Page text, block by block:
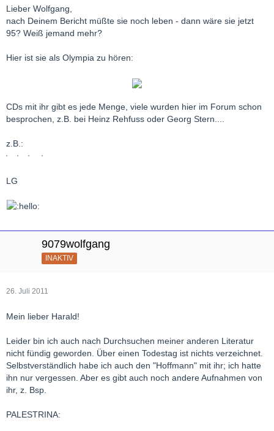
Lieber Wolfgang,
nach Deinem Bericht müßte sie noch leben - dann wäre sie jetzt
95? Weiß jemand mehr?
Hier ist sie als Olympia zu hören:
CDs mit ihr gibt es jede Menge, viele wurden hier im Forum schon
besprochen, z.B. bei Heinz Rehfuss oder Georg Stern....
z.B.:
LG
9079wolfgang
INAKTIV
26. Juli 2011
Mein lieber Harald!
Leider bin ich auch nach Durchsuchen meiner anderen Literatur
nicht fündig geworden. Über einen Todestag ist nichts verzeichnet.
Selbstverständlich habe ich auch den "Hoffmann" mit ihr; ich hatte
ihn nur vergessen. Aber es gibt auch noch andere Aufnahmen von
ihr, z. Bsp.
PALESTRINA: